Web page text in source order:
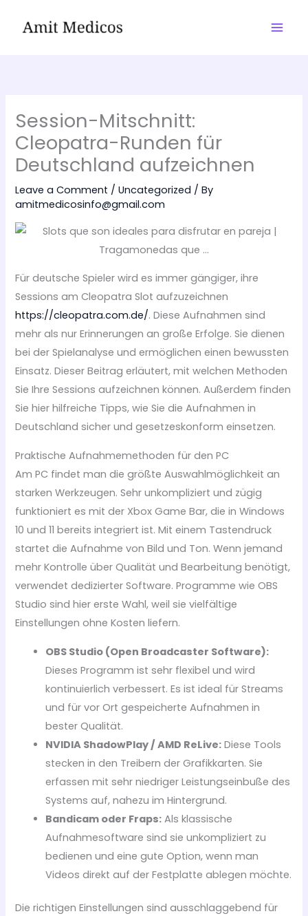
Session-Mitschnitt:
Cleopatra-Runden für
Deutschland aufzeichnen
Leave a Comment /Uncategorized / By
amitmedicosinfo@gmail.com
Für deutsche Spieler wird es immer gängiger, ihre
Sessions am Cleopatra Slot aufzuzeichnen
https://cleopatra.com.de/. Diese Aufnahmen sind
mehr als nur Erinnerungen an große Erfolge. Sie dienen
bei der Spielanalyse und ermöglichen einen bewussten
Einsatz. Dieser Beitrag erläutert, mit welchen Methoden
Sie Ihre Sessions aufzeichnen können. Außerdem finden
Sie hier hilfreiche Tipps, wie Sie die Aufnahmen in
Deutschland sicher und gesetzeskonform einsetzen.
Praktische Aufnahmemethoden für den PC
Am PC findet man die größte Auswahlmöglichkeit an
starken Werkzeugen. Sehr unkompliziert und zügig
funktioniert es mit der Xbox Game Bar, die in Windows
10 und 11 bereits integriert ist. Mit einem Tastendruck
startet die Aufnahme von Bild und Ton. Wenn jemand
mehr Kontrolle über Qualität und Bearbeitung benötigt,
verwendet dedizierter Software. Programme wie OBS
Studio sind hier erste Wahl, weil sie vielfältige
Einstellungen ohne Kosten liefern.
OBS Studio (Open Broadcaster Software):
Dieses Programm ist sehr flexibel und wird
kontinuierlich verbessert. Es ist ideal für Streams
und für vor Ort gespeicherte Aufnahmen in
bester Qualität.
NVIDIA ShadowPlay / AMD ReLive: Diese Tools
stecken in den Treibern der Grafikkarten. Sie
erfassen mit sehr niedriger Leistungseinbuße des
Systems auf, nahezu im Hintergrund.
Bandicam oder Fraps: Als klassische
Aufnahmesoftware sind sie unkompliziert zu
bedienen und eine gute Option, wenn man
Videos direkt auf der Festplatte ablegen möchte.
Die richtigen Einstellungen sind ausschlaggebend für